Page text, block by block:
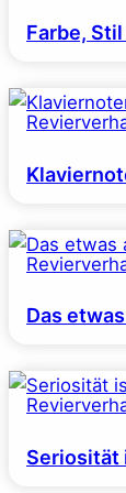
Farbe,
Das
Seriosität